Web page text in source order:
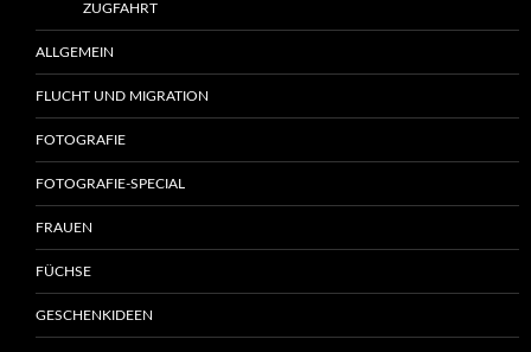
ZUGFAHRT
ALLGEMEIN
FLUCHT UND MIGRATION
FOTOGRAFIE
FOTOGRAFIE-SPECIAL
FRAUEN
FÜCHSE
GESCHENKIDEEN